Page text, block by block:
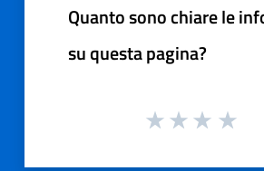
Quanto sono chiare le
su questa pagina?